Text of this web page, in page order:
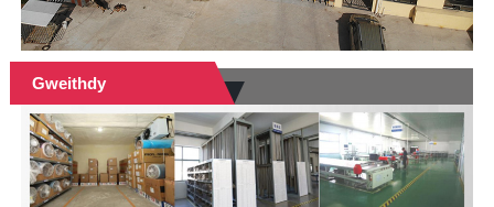
Gweithdy